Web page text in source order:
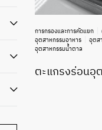
การกรองและการคัดแยก
อุตสาหกรรมอาหาร
อุตส
อุตสาหกรรมน้ำตาล
ตะแกรงร่อนอุ